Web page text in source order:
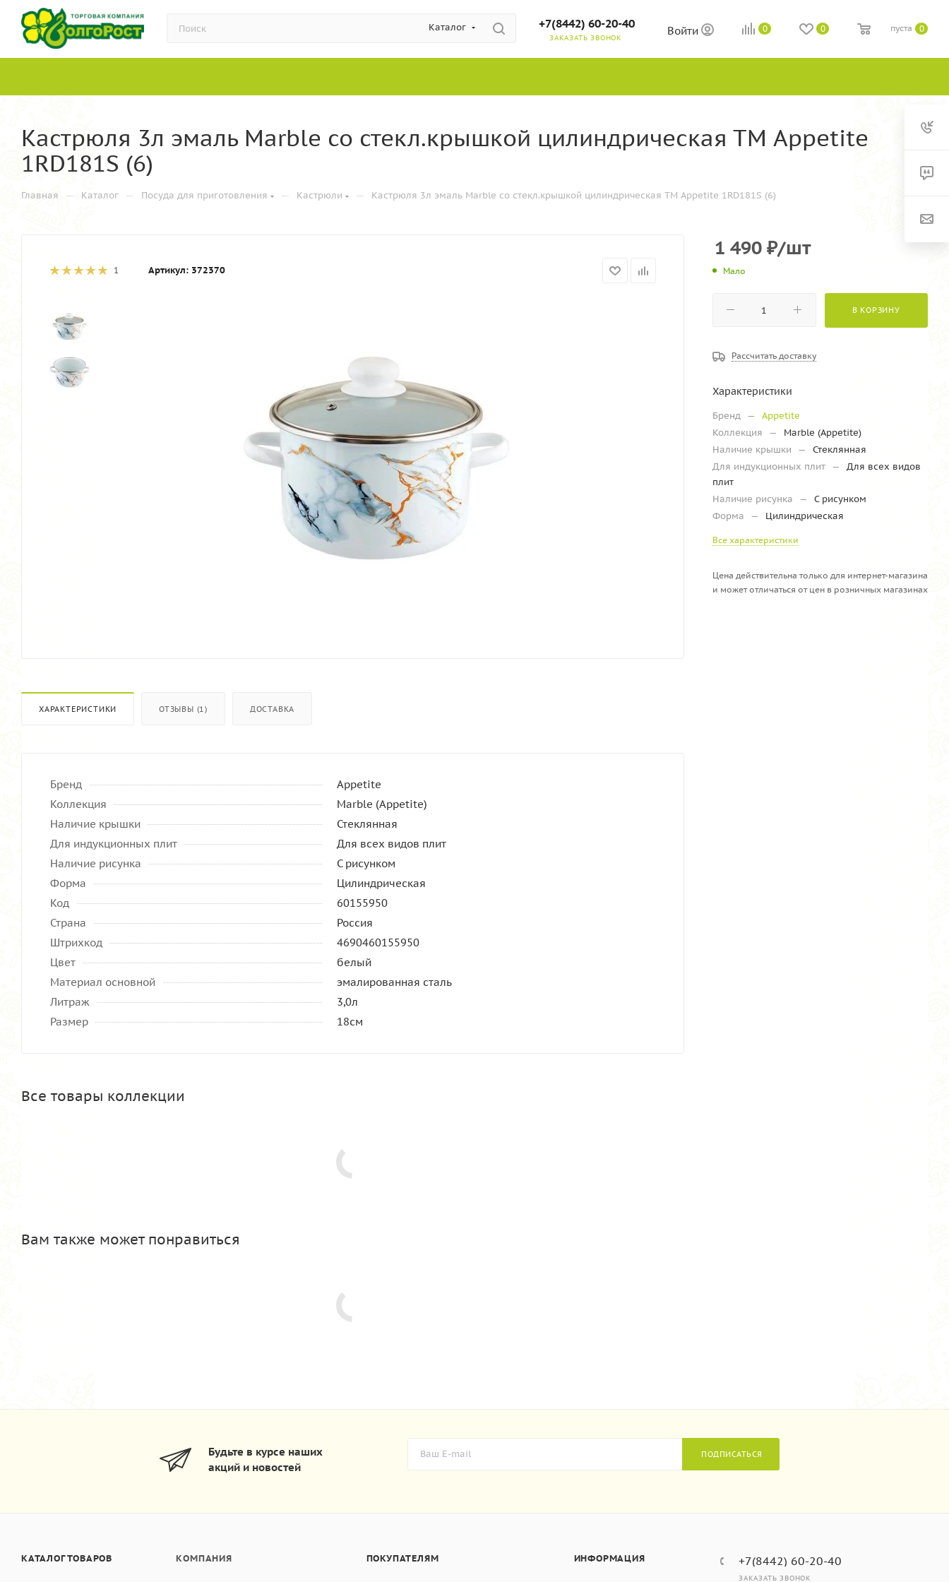
Каталог +7(8442) 60-20-40
ЗАКАЗАТЬ ЗВОНОК
Войти 0 0 0
пуста
Кастрюля 3л эмаль Marble со стекл.крышкой цилиндрическая ТМ Appetite
1RD181S (6)
Главная — Каталог — Посуда для приготовления — Кастрюли — Кастрюля 3л эмаль Marble со стекл.крышкой цилиндрическая ТМ Appetite 1RD181S (6)
1 Артикул: 372370
ХАРАКТЕРИСТИКИ ОТЗЫВЫ (1) ДОСТАВКА
Бренд
Appetite
Коллекция
Marble (Appetite)
Наличие крышки
Стеклянная
Для индукционных плит
Для всех видов плит
Наличие рисунка
С рисунком
Форма
Цилиндрическая
Код
60155950
Страна
Россия
Штрихкод
4690460155950
Цвет
белый
Материал основной
эмалированная сталь
Литраж
3,0л
Размер
18см
Все товары коллекции
Вам также может понравиться
1 490 ₽/шт
Мало
В КОРЗИНУ
Рассчитать доставку
Характеристики
Бренд —
Appetite
Коллекция
—
Marble (Appetite)
Наличие крышки
—
Стеклянная
Для индукционных плит —
Для всех видов
плит
Наличие рисунка
—
С рисунком
Форма
— Цилиндрическая
Все характеристики
Цена действительна только для интернет-магазина
и может отличаться от цен в розничных магазинах
Будьте в курсе наших
акций и новостей
ПОДПИСАТЬСЯ
КАТАЛОГ ТОВАРОВ КОМПАНИЯ ПОКУПАТЕЛЯМ ИНФОРМАЦИЯ +7(8442) 60-20-40
ЗАКАЗАТЬ ЗВОНОК